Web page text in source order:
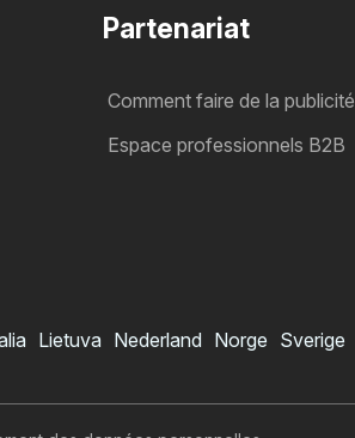
Partenariat
Comment faire de la publicité
Espace professionnels B2B
Lietuva Nederland Norge Sverige